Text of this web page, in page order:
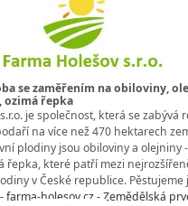
se zaměřením na obiloviny,
ozimá řepka
je společnost, která se zabývá
na více než 470 hektarech
plodiny jsou obiloviny a olejniny
řepka, které patří mezi
v České republice. Pěstujeme
farma-holesov.cz - Zemědělská